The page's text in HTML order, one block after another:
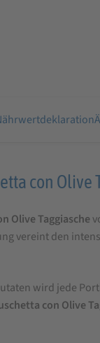
con Olive
Olive Taggiasche
vereint den
wird jede
con Olive